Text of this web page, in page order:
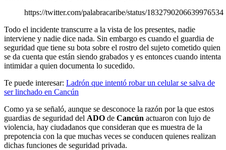
https://twitter.com/palabracaribe/status/1832790206639976534
Todo el incidente transcurre a la vista de los presentes, nadie
interviene y nadie dice nada. Sin embargo es cuando el guardia de
seguridad que tiene su bota sobre el rostro del sujeto cometido quien
se da cuenta que están siendo grabados y es entonces cuando intenta
intimidar a quien documenta lo sucedido.
Te puede interesar: Ladrón que intentó robar un celular se salva de
ser linchado en Cancún
Como ya se señaló, aunque se desconoce la razón por la que estos
guardias de seguridad del ADO de Cancún actuaron con lujo de
violencia, hay ciudadanos que consideran que es muestra de la
prepotencia con la que muchas veces se conducen quienes realizan
dichas funciones de seguridad privada.